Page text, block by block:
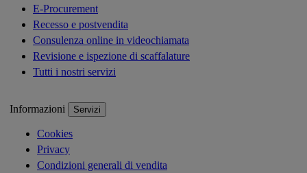
E-Procurement
Recesso e postvendita
Consulenza online in videochiamata
Revisione e ispezione di scaffalature
Tutti i nostri servizi
Informazioni Servizi
Cookies
Privacy
Condizioni generali di vendita